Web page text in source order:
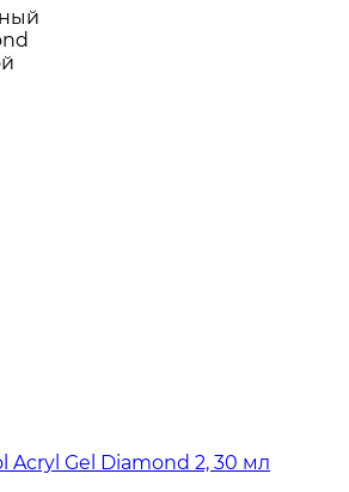
Acryl Gel Diamond 2, 30 мл